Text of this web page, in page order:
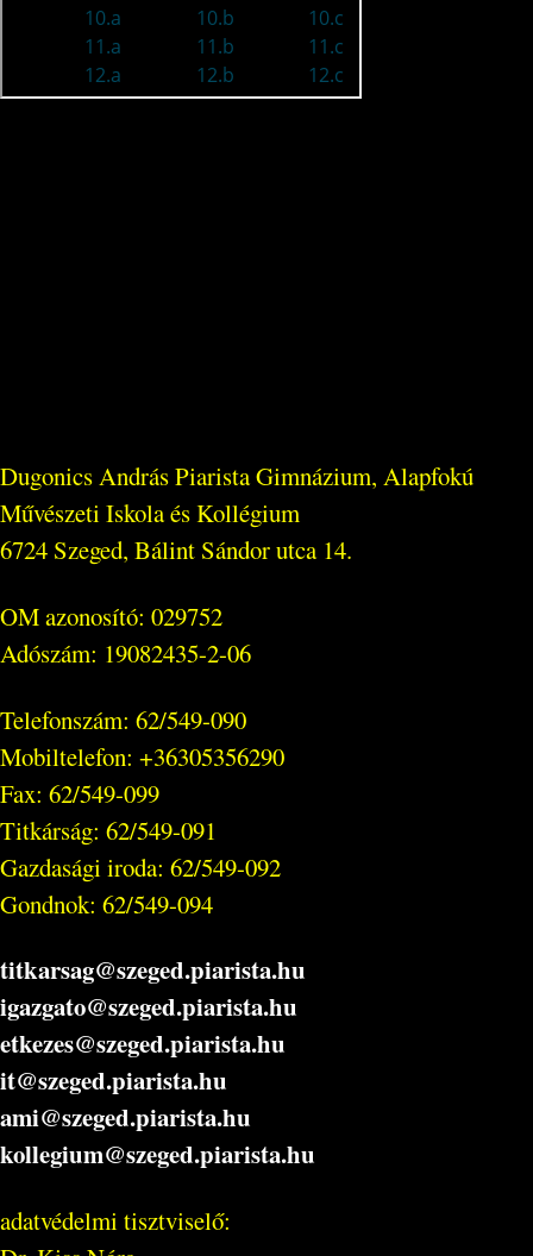
Dugonics András Piarista Gimnázium, Alapfokú
Művészeti Iskola és Kollégium
6724 Szeged, Bálint Sándor utca 14.
OM azonosító: 029752
Adószám: 19082435-2-06
Telefonszám: 62/549-090
Mobiltelefon: +36305356290
Fax: 62/549-099
Titkárság: 62/549-091
Gazdasági iroda: 62/549-092
Gondnok: 62/549-094
titkarsag@szeged.piarista.hu
igazgato@szeged.piarista.hu
etkezes@szeged.piarista.hu
it@szeged.piarista.hu
ami@szeged.piarista.hu
kollegium@szeged.piarista.hu
adatvédelmi tisztviselő: